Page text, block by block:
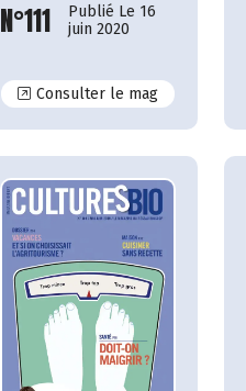
N°111
Publié Le 16
juin 2020
Consulter le magN°111